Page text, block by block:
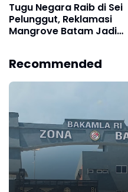
Tugu Negara Raib di Sei
Pelunggut, Reklamasi
Mangrove Batam Jadi
Recommended